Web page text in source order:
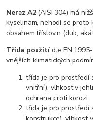
Nerez A2 (AISI 304) má
kyselinám, nehodí se proto
obsahem tříslovin (dub,
Třída použitídle EN
vnějších klimatických
třída je pro prostředí
vnitřní), vlhkost v
ochrana proti korozi.
třída je pro prostředí